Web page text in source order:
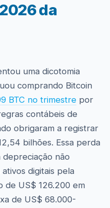
da
uma dicotomia
comprando Bitcoin
BTC no trimestrepor
contábeis de
obrigaram a registrar
bilhões. Essa perda
depreciação não
digitais pela
de US$ 126.200 em
de US$ 68.000-